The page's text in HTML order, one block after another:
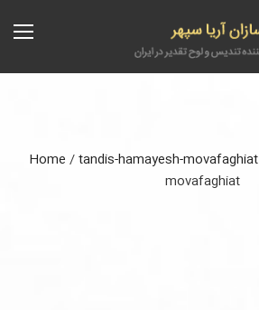
Home /tandis-hamayesh-movafaghiat
movafaghiat